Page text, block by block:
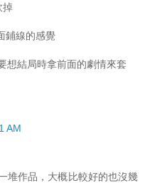
掉
鋪線的感覺
想結局時拿前面的劇情來套
AM
堆作品，大概比較好的也沒幾